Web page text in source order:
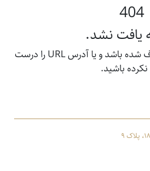
404
یافت نشد.
ممکن است این صفحه حذف شده باشد و یا آدرس URL را درست
نکرده باشید.